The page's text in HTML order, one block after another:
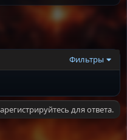
Фильтры
для ответа.